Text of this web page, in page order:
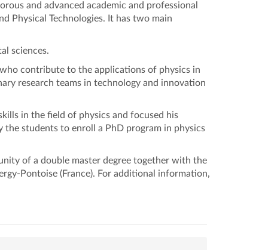
and advanced academic and professional
Physical Technologies. It has two main
sciences.
contribute to the applications of physics in
research teams in technology and innovation
in the field of physics and focused his
students to enroll a PhD program in physics
of a double master degree together with the
Pontoise (France). For additional information,